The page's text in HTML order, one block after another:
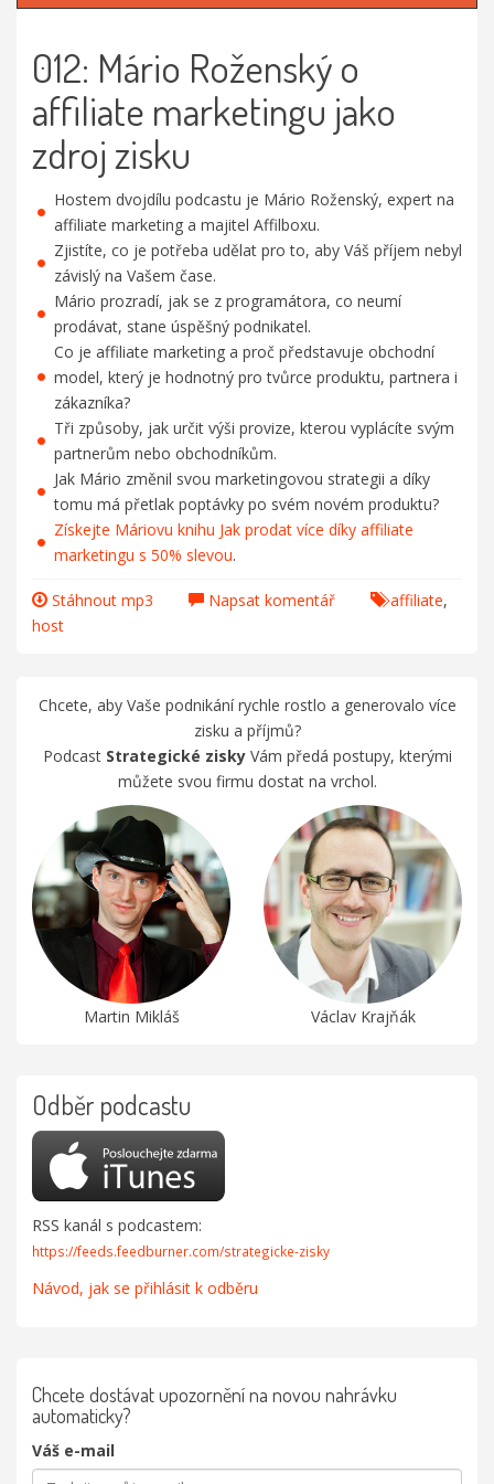
012: Mário Roženský o
affiliate marketingu jako
zdroj zisku
Hostem dvojdílu podcastu je Mário Roženský, expert na
affiliate marketing a majitel Affilboxu.
Zjistíte, co je potřeba udělat pro to, aby Váš příjem nebyl
závislý na Vašem čase.
Mário prozradí, jak se z programátora, co neumí
prodávat, stane úspěšný podnikatel.
Co je affiliate marketing a proč představuje obchodní
model, který je hodnotný pro tvůrce produktu, partnera i
zákazníka?
Tři způsoby, jak určit výši provize, kterou vyplácíte svým
partnerům nebo obchodníkům.
Jak Mário změnil svou marketingovou strategii a díky
tomu má přetlak poptávky po svém novém produktu?
Získejte Máriovu knihu Jak prodat více díky affiliate
marketingu s 50% slevou.
Stáhnout mp3 Napsat komentář affiliate,
host
Chcete, aby Vaše podnikání rychle rostlo a generovalo více
zisku a příjmů?
Podcast Strategické ziskyVám předá postupy, kterými
můžete svou firmu dostat na vrchol.
Martin Mikláš Václav Krajňák
Odběr podcastu
RSS kanál s podcastem:
https://feeds.feedburner.com/strategicke-zisky
Návod, jak se přihlásit k odběru
Chcete dostávat upozornění na novou nahrávku
automaticky?
Váš e-mail